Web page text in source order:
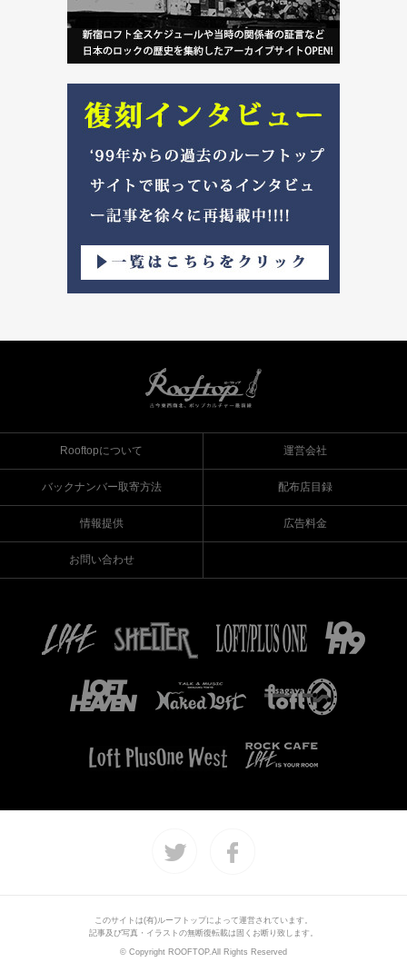
Rooftopについて 運営会社
バックナンバー取寄方法 配布店目録
情報提供 広告料金
お問い合わせ
このサイトは(有)ルーフトップによって運営されています。
記事及び写真・イラストの無断復転載は固くお断り致します。
© Copyright ROOFTOP.All Rights Reserved